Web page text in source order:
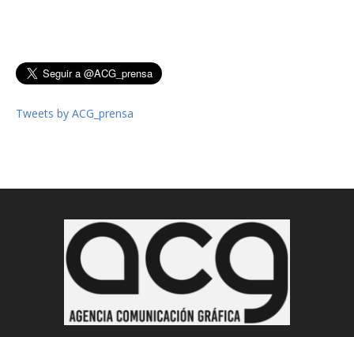
Tweets by ACG_prensa